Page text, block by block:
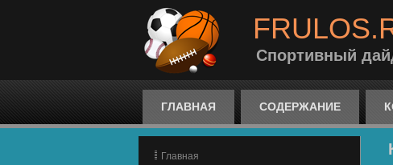
Спортивный
ГЛАВНАЯ СОДЕРЖАНИЕ
Главная